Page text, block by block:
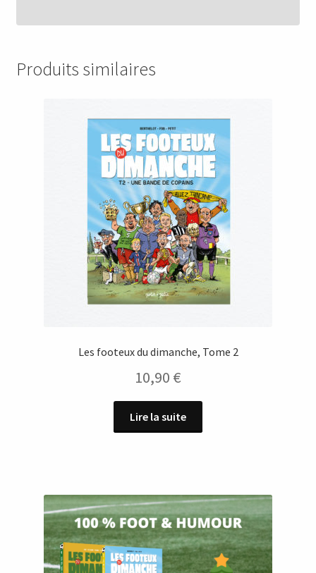
Produits similaires
Les footeux du dimanche, Tome 2
10,90 €
Lire la suite